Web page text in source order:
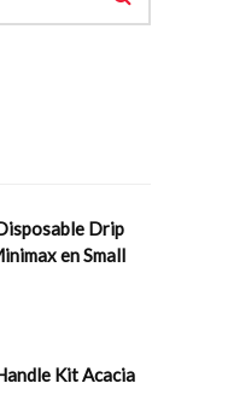
Drip
en Small
Kit Acacia